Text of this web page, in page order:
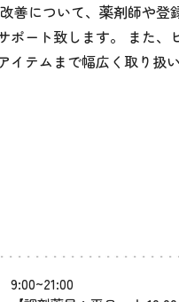
善について、薬剤師や登
ート致します。 また、
テムまで幅広く取り扱い
9:00~21:00